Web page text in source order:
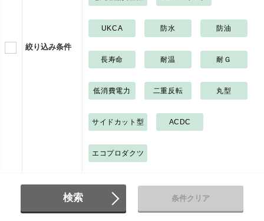
絞り込み条件
UKCA 防水 防油
長寿命 耐温 耐Ｇ
低消費電力 二重反転 丸型
サイドカット型 ACDC
エコプロダクツ
検索 条件クリア